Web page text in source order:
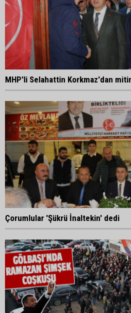
MHP'li Selahattin Korkmaz'dan
Çorumlular 'Şükrü İnaltekin' dedi